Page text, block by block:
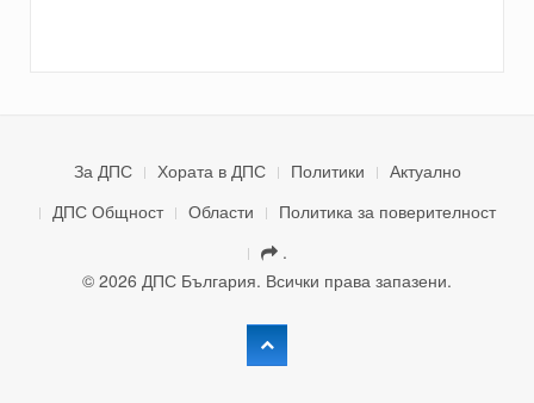
За ДПС Хората в ДПС Политики
Актуално
ДПС Общност
Области
Политика за поверителност
.
© 2026 ДПС България. Всички права запазени.